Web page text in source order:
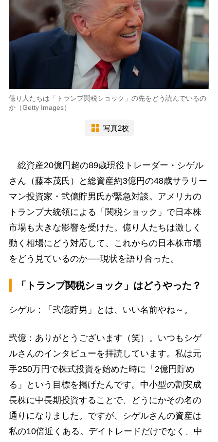
億り人たちは「トランプ関税ショック」の先をどう読んでいるの
か（Getty Images）
写真2枚
総資産20億円超の89歳現役トレーダー・シゲル
さん（藤本茂氏）と総資産約3億円の48歳サラリー
マン投資家・弐億貯男氏が緊急対談。アメリカの
トランプ大統領による「関税ショック」で日本株
市場も大きな影響を受けた。億り人たちは激しく
動く相場にどう対応して、これからの日本株市場
をどう見ているのか──現状を語り合った。
「トランプ関税ショック」はどうやった？
シゲル：「弐億貯男」とは、いい名前やね～。
弐億：ありがとうございます（笑）。いつもシゲ
ルさんのインタビューを拝読しています。私は元
手250万円で株式投資を始めた時に「2億円貯め
る」という目標を掲げたんです。中小型の割安成
長株に中長期投資することで、どうにかその名の
通りになりました。ですが、シゲルさんの資産は
私の10倍近くある。デイトレードだけでなく、中